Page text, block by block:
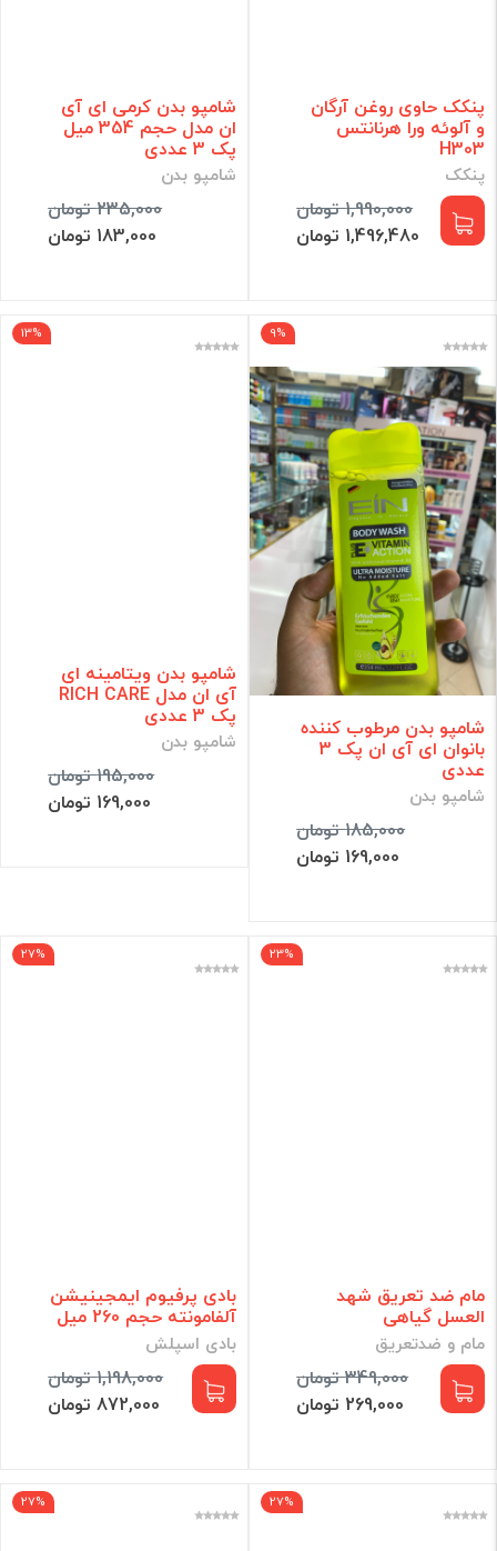
پنکک حاوی روغن آرگان
و آلوئه ورا هرنانتس
H303
پنکک
1,990,000 تومان
1,496,480 تومان
شامپو بدن کرمی ای آی
ان مدل حجم 354 میل
پک 3 عددی
شامپو بدن
235,000 تومان
183,000 تومان
9%
شامپو بدن مرطوب کننده
بانوان ای آی ان پک 3
عددی
شامپو بدن
185,000 تومان
169,000 تومان
13%
شامپو بدن ویتامینه ای
آی ان مدل RICH CARE
پک 3 عددی
شامپو بدن
195,000 تومان
169,000 تومان
23%
مام ضد تعریق شهد
العسل گیاهی
مام و ضدتعریق
349,000 تومان
269,000 تومان
27%
بادی پرفیوم ایمجینیشن
آلفامونته حجم 260 میل
بادی اسپلش
1,198,000 تومان
872,000 تومان
27%
27%